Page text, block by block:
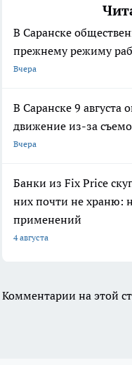
В Саранске
прежнему режиму
Вчера
В Саранске 9 августа
движение из-за
Вчера
Банки из Fix Price
них почти не храню:
применений
4 августа
Комментарии на этой